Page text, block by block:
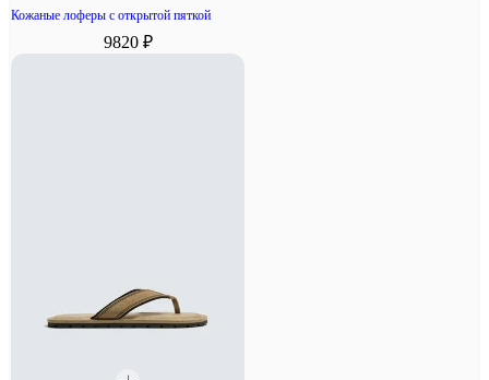
Кожаные лоферы с открытой пяткой
9820 ₽